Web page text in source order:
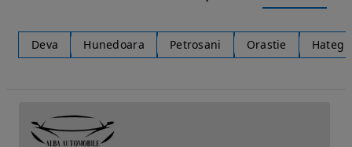
Deva Hunedoara Petrosani Orastie Hateg